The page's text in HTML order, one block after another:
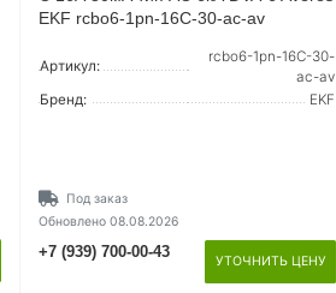
EKF rcbo6-1pn-16C-30-ac-av
Артикул:
rcbo6-1pn-16C-30-
ac-av
Бренд:
EKF
Под заказ
Обновлено 08.08.2026
+7 (939) 700-00-43
УТОЧНИТЬ ЦЕНУ